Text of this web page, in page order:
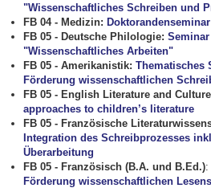
"Wissenschaftliches Schreiben und
FB 04 - Medizin:
FB 05 - Deutsche Philologie:
"Wissenschaftliches Arbeiten"
FB 05 - Amerikanistik: Thematisches
Förderung wissenschaftlichen
FB 05 - English Literature and
approaches to children’s literature
FB 05 - Französische
Integration des Schreibprozesses
Überarbeitung
FB 05 - Französisch (B.A. und B.Ed.)
Förderung wissenschaftlichen